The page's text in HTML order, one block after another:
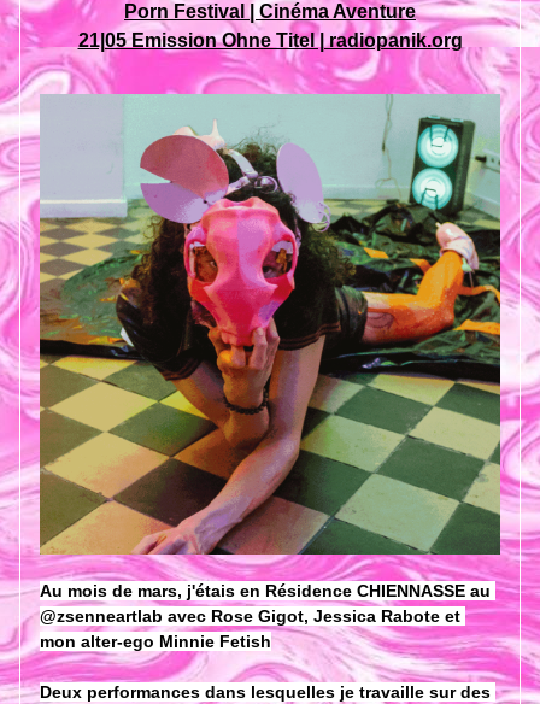
Porn Festival | Cinéma Aventure
21|05 Emission Ohne Titel | radiopanik.org
Au mois de mars, j'étais en
@zsenneartlab avec Rose Gigot, Jessica Rabote et
mon alter-ego Minnie Fetish
Deux performances dans lesquelles je travaille sur des